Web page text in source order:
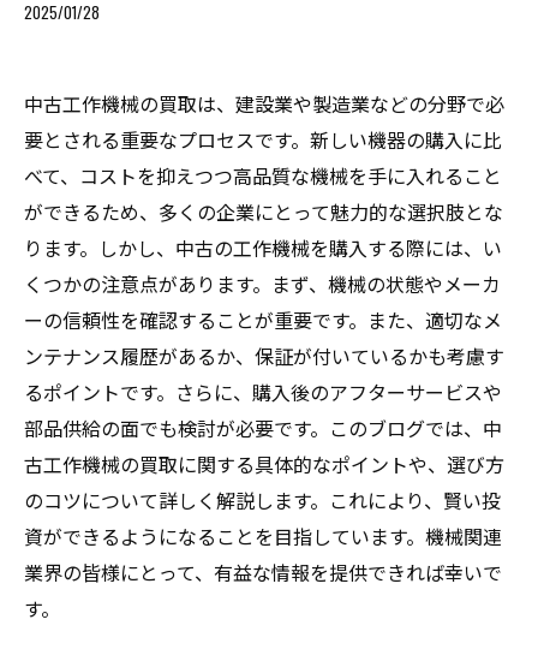
2025/01/28
中古工作機械の買取は、建設業や製造業などの分野で必
要とされる重要なプロセスです。新しい機器の購入に比
べて、コストを抑えつつ高品質な機械を手に入れること
ができるため、多くの企業にとって魅力的な選択肢とな
ります。しかし、中古の工作機械を購入する際には、い
くつかの注意点があります。まず、機械の状態やメーカ
ーの信頼性を確認することが重要です。また、適切なメ
ンテナンス履歴があるか、保証が付いているかも考慮す
るポイントです。さらに、購入後のアフターサービスや
部品供給の面でも検討が必要です。このブログでは、中
古工作機械の買取に関する具体的なポイントや、選び方
のコツについて詳しく解説します。これにより、賢い投
資ができるようになることを目指しています。機械関連
業界の皆様にとって、有益な情報を提供できれば幸いで
す。